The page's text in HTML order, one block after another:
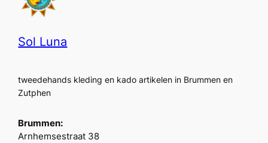
Sol Luna
tweedehands kleding en kado artikelen in Brummen en
Zutphen
Brummen:
Arnhemsestraat 38